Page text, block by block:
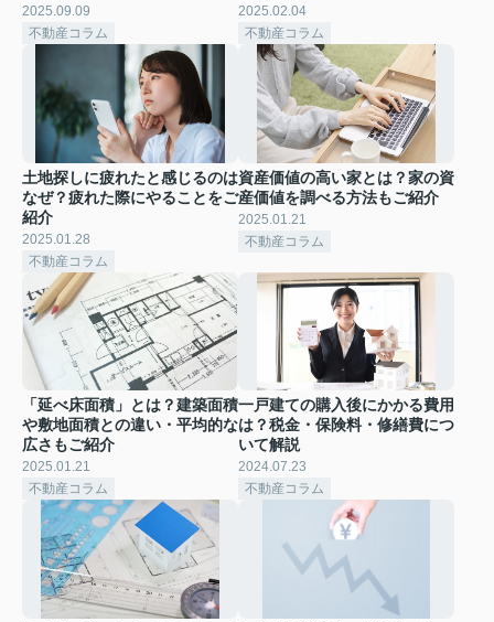
2025.09.09
不動産コラム
2025.02.04
不動産コラム
土地探しに疲れたと感じるのは
なぜ？疲れた際にやることをご
紹介
2025.01.28
不動産コラム
資産価値の高い家とは？家の資
産価値を調べる方法もご紹介
2025.01.21
不動産コラム
「延べ床面積」とは？建築面積
や敷地面積との違い・平均的な
広さもご紹介
2025.01.21
不動産コラム
一戸建ての購入後にかかる費用
は？税金・保険料・修繕費につ
いて解説
2024.07.23
不動産コラム